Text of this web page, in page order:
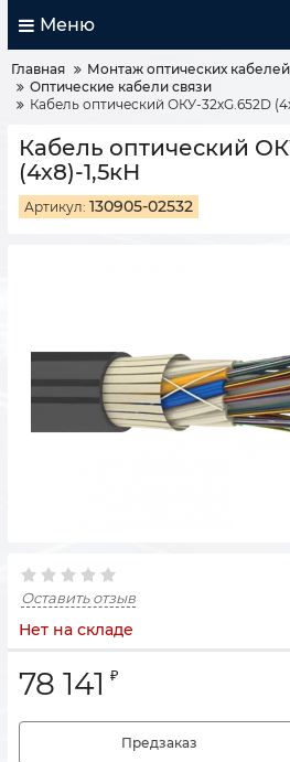
Меню
Главная
Монтаж оптических
Оптические кабели связи
Кабель оптический ОКУ-32хG.652D
Кабель оптический
(4х8)-1,5кН
Артикул: 130905-02532
Оставить отзыв
Нет на складе
78 141 ₽
Предзаказ